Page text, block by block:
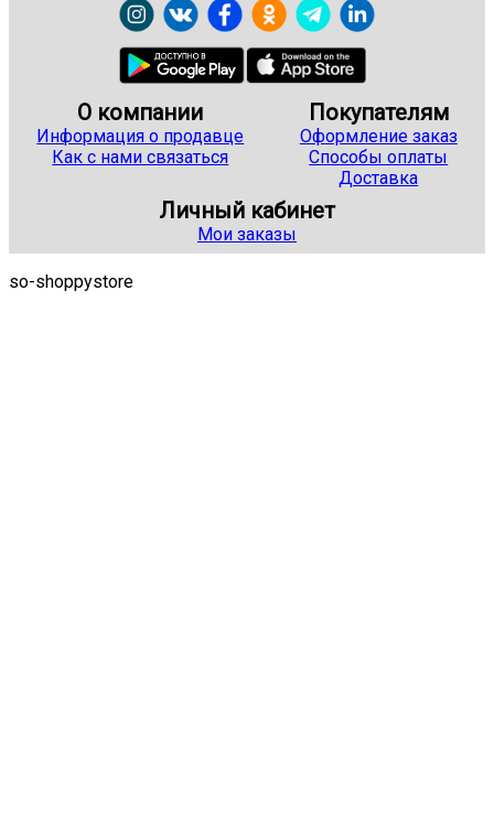
О компании
Информация о продавце
Как с нами связаться
Покупателям
Оформление заказ
Способы оплаты
Доставка
Личный кабинет
Мои заказы
so-shoppystore